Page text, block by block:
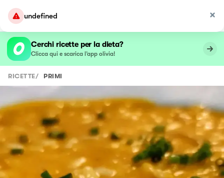
undefined
Cerchi ricette per la dieta?
Clicca qui e scarica l’app olivia!
RICETTE/ PRIMI